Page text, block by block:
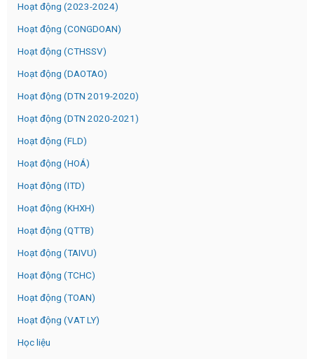
Hoạt động (2023-2024)
Hoạt động (CONGDOAN)
Hoạt động (CTHSSV)
Hoạt động (DAOTAO)
Hoạt động (DTN 2019-2020)
Hoạt động (DTN 2020-2021)
Hoạt động (FLD)
Hoạt động (HOÁ)
Hoạt động (ITD)
Hoạt động (KHXH)
Hoạt động (QTTB)
Hoạt động (TAIVU)
Hoạt động (TCHC)
Hoạt động (TOAN)
Hoạt động (VAT LY)
Học liệu